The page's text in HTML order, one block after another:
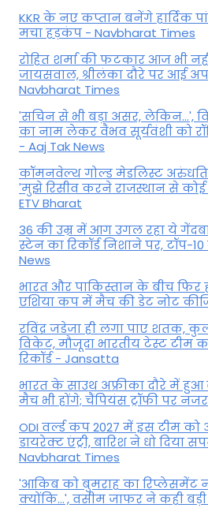
KKR के नए कप्तान बनेंगे हार्दिक
मचा हड़कंप - Navbharat Times
रोहित शर्मा की फटकार आज भी
जायसवाल, श्रीलंका दौरे पर आई
Navbharat Times
'सचिन से भी बड़ा असर, लेकिन...',
का नाम लेकर वैभव सूर्यवंशी को
- Aaj Tak News
कॉमनवेल्थ गोल्ड मे​डलिस्ट अरुंधति
'मुझे रिसीव करने राजस्थान से कोई
ETV Bharat
36 की उम्र में आग उगल रहा ये
स्टेन का रिकॉर्ड निशाने पर, टॉप-
News
भारत और पाकिस्तान के बीच फिर
एशिया कप में मैच की डेट नोट
रविंद्र जडेजा ही लगा पाए शतक,
विकेट, मौजूदा भारतीय टेस्ट टीम
रिकॉर्ड - Jansatta
भारत के साउथ अफ्रीका दौरे में
मैच भी होंगे; चैंपियंस ट्रॉफी पर
ODI वर्ल्ड कप 2027 में इस टीम को
डायरेक्ट एंट्री, बारिश ने धो दिया
Navbharat Times
'आकिब को बुमराह का रिप्लेसमेंट
क्योंकि...', वसीम जाफर ने कही